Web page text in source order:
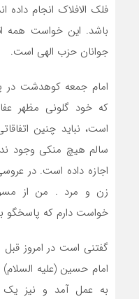
فلک الافلاک انجام
باشد. این خواست همه
جوانان حزب الهی است.
امام جمعه کوهدشت در
که خود گلونی مظهر
است، نباید چنین
سالم هیچ منکی وجود
اجازه داده است. در
زن و مرد . من از
خواست دارم که پاسخگو
گفتنی است در امروز
امام حسین (علیه السلام)
به عمل آمد و نیز یک